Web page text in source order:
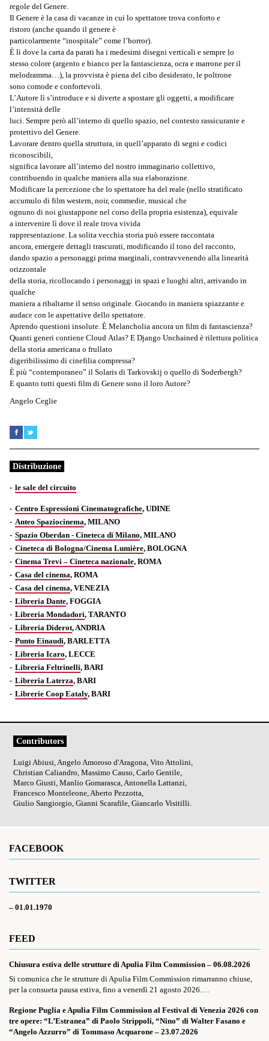
regole del Genere.
Il Genere è la casa di vacanze in cui lo spettatore trova conforto e
ristoro (anche quando il genere è
particolarmente “inospitale” come l’horror).
È lì dove la carta da parati ha i medesimi disegni verticali e sempre lo
stesso colore (argento e bianco per la fantascienza, ocra e marrone per il
melodramma…), la provvista è piena del cibo desiderato, le poltrone
sono comode e confortevoli.
L’Autore lì s’introduce e si diverte a spostare gli oggetti, a modificare
l’intensità delle
luci. Sempre però all’interno di quello spazio, nel contesto rassicurante e
protettivo del Genere.
Lavorare dentro quella struttura, in quell’apparato di segni e codici
riconoscibili,
significa lavorare all’interno del nostro immaginario collettivo,
contribuendo in qualche maniera alla sua elaborazione.
Modificare la percezione che lo spettatore ha del reale (nello stratificato
accumulo di film western, noir, commedie, musical che
ognuno di noi giustappone nel corso della propria esistenza), equivale
a intervenire lì dove il reale trova vivida
rappresentazione. La solita vecchia storia può essere raccontata
ancora, emergere dettagli trascurati, modificando il tono del racconto,
dando spazio a personaggi prima marginali, contravvenendo alla linearità
orizzontale
della storia, ricollocando i personaggi in spazi e luoghi altri, arrivando in
qualche
maniera a ribaltarne il senso originale. Giocando in maniera spiazzante e
audace con le aspettative dello spettatore.
Aprendo questioni insolute. È Melancholia ancora un film di fantascienza?
Quanti generi contiene Cloud Atlas? E Django Unchained è rilettura politica
della storia americana o frullato
digeribilissimo di cinefilia compressa?
È più “contemporaneo” il Solaris di Tarkovskij o quello di Soderbergh?
E quanto tutti questi film di Genere sono il loro Autore?
Angelo Ceglie
Distribuzione
le sale del circuito
Centro Espressioni Cinematografiche, UDINE
Anteo Spaziocinema, MILANO
Spazio Oberdan - Cineteca di Milano, MILANO
Cineteca di Bologna/Cinema Lumière, BOLOGNA
Cinema Trevi – Cineteca nazionale, ROMA
Casa del cinema, ROMA
Casa del cinema, VENEZIA
Libreria Dante, FOGGIA
Libreria Mondadori, TARANTO
Libreria Diderot, ANDRIA
Punto Einaudi, BARLETTA
Libreria Icaro, LECCE
Libreria Feltrinelli, BARI
Libreria Laterza, BARI
Librerie Coop Eataly, BARI
Contributors
Luigi Abiusi, Angelo Amoroso d'Aragona, Vito Attolini,
Christian Caliandro, Massimo Causo, Carlo Gentile,
Marco Giusti, Manlio Gomarasca, Antonella Lattanzi,
Francesco Monteleone, Aberto Pezzotta,
Giulio Sangiorgio, Gianni Scarafile, Giancarlo Visitilli.
FACEBOOK
TWITTER
– 01.01.1970
FEED
Chiusura estiva delle strutture di Apulia Film Commission – 06.08.2026
Si comunica che le strutture di Apulia Film Commission rimarranno chiuse,
per la consueta pausa estiva, fino a venerdì 21 agosto 2026.…
Regione Puglia e Apulia Film Commission al Festival di Venezia 2026 con
tre opere: “L’Estranea” di Paolo Strippoli, “Nino” di Walter Fasano e
“Angelo Azzurro” di Tommaso Acquarone – 23.07.2026